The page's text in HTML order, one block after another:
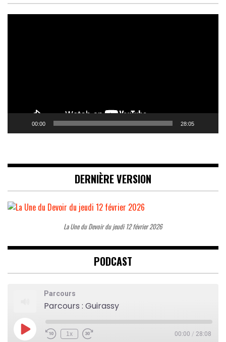
00:00 28:05
DERNIÈRE VERSION
La Une du Devoir du jeudi 12 février 2026
PODCAST
Parcours
Parcours : Guirassy
Play
Episode
Rewind
1x
Fast
00:00 / 28:08